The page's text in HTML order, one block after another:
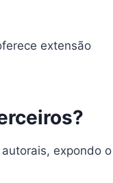
extensão
expondo o